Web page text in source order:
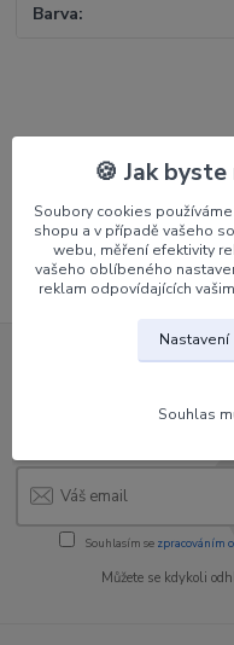
Barva
Potřeby pro lukostřelce
Poutání luku
Souhlasím se zpracováním
Můžete se kdykoli
🍪 Jak
Soubory cookies
shopu a v případě vašeho
webu, měření efektivity
vašeho oblíbeného
reklam odpovídajících
Nastavení
Souhlas